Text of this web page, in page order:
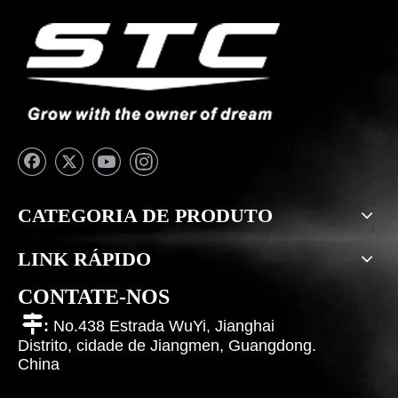
CATEGORIA DE PRODUTO
LINK RÁPIDO
CONTATE-NOS
: No.438 Estrada WuYi, Jianghai
Distrito, cidade de Jiangmen, Guangdong.
China